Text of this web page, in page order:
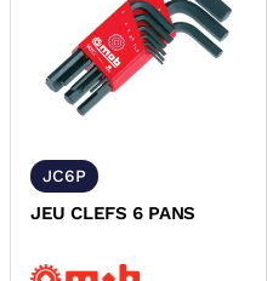
JC6P
JEU CLEFS 6 PANS